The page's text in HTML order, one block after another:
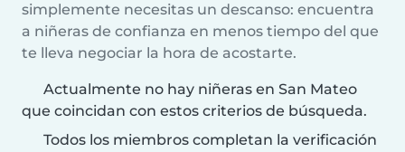
simplemente necesitas un descanso: encuentra
a niñeras de confianza en menos tiempo del que
te lleva negociar la hora de acostarte.
Actualmente no hay niñeras en San Mateo
que coincidan con estos criterios de búsqueda.
Todos los miembros completan la verificación